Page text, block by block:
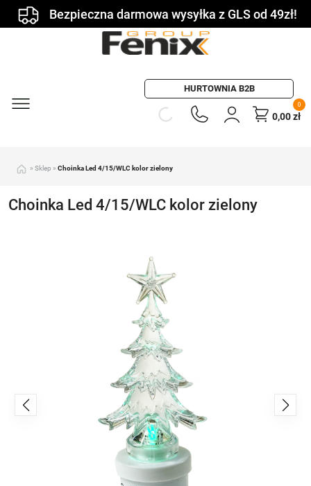
Bezpieczna darmowa wysyłka z GLS od 49zł!
HURTOWNIA B2B
0
0,00zł
» Sklep » Choinka Led 4/15/WLC kolor zielony
Choinka Led 4/15/WLC kolor zielony